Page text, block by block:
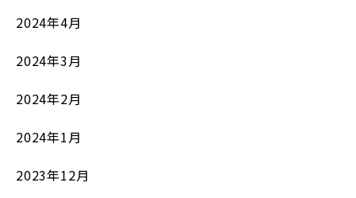
2024年4月
2024年3月
2024年2月
2024年1月
2023年12月